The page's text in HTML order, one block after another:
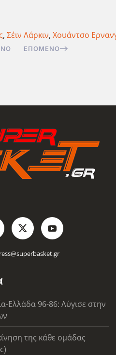
, Σέιν Λάρκιν, Χουάντσο
ΕΠΌΜΕΝΟ
Ελλάδα 96-86: Λύγισε στην
της κάθε ομάδας